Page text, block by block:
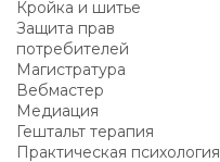
Кройка и шитье
Защита прав
потребителей
Магистратура
Вебмастер
Медиация
Гештальт терапия
Практическая психология